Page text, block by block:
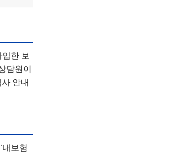
한 보
담원이
안내
보험